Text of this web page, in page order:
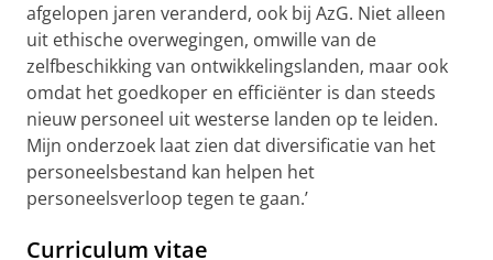
afgelopen jaren veranderd, ook bij AzG. Niet alleen
uit ethische overwegingen, omwille van de
zelfbeschikking van ontwikkelingslanden, maar ook
omdat het goedkoper en efficiënter is dan steeds
nieuw personeel uit westerse landen op te leiden.
Mijn onderzoek laat zien dat diversificatie van het
personeelsbestand kan helpen het
personeelsverloop tegen te gaan.’
Curriculum vitae